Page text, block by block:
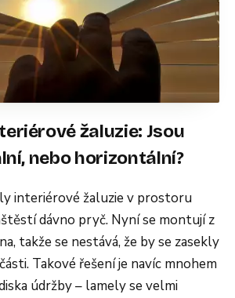
žaluzie: Jsou
nebo horizontální?
interiérové žaluzie v prostoru
dávno pryč. Nyní se montují z
takže se nestává, že by se zasekly
Takové řešení je navíc mnohem
údržby – lamely se velmi